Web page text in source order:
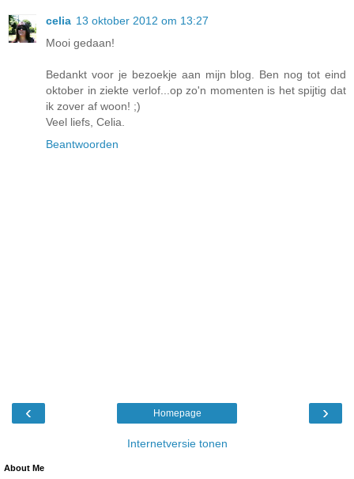
celia 13 oktober 2012 om 13:27
Mooi gedaan!
Bedankt voor je bezoekje aan mijn blog. Ben nog tot eind
oktober in ziekte verlof...op zo'n momenten is het spijtig dat
ik zover af woon! ;)
Veel liefs, Celia.
Beantwoorden
‹ ›
Homepage
Internetversie tonen
About Me